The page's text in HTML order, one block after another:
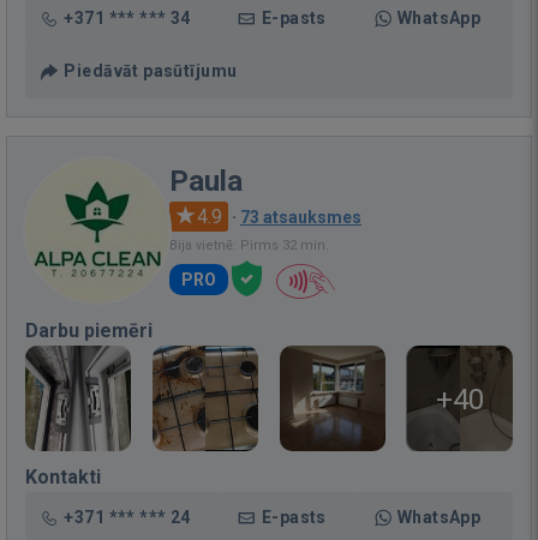
+371 *** *** 34 E-pasts WhatsApp
Piedāvāt pasūtījumu
Paula
4.9 · 73 atsauksmes
Bija vietnē: Pirms 32 min.
PRO
Darbu piemēri
+40
Kontakti
+371 *** *** 24 E-pasts WhatsApp